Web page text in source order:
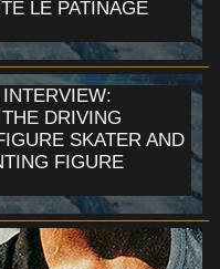
LE PATINAGE
DRIVING
SKATER AND
FIGURE